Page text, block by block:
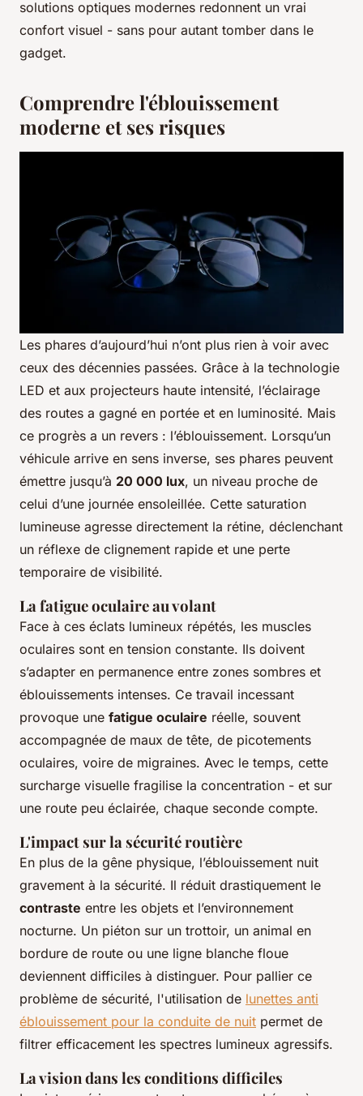
solutions optiques modernes redonnent un vrai
confort visuel - sans pour autant tomber dans le
gadget.
Comprendre l'éblouissement
moderne et ses risques
Les phares d’aujourd’hui n’ont plus rien à voir avec
ceux des décennies passées. Grâce à la technologie
LED et aux projecteurs haute intensité, l’éclairage
des routes a gagné en portée et en luminosité. Mais
ce progrès a un revers : l’éblouissement. Lorsqu’un
véhicule arrive en sens inverse, ses phares peuvent
émettre jusqu’à 20 000 lux, un niveau proche de
celui d’une journée ensoleillée. Cette saturation
lumineuse agresse directement la rétine, déclenchant
un réflexe de clignement rapide et une perte
temporaire de visibilité.
La fatigue oculaire au volant
Face à ces éclats lumineux répétés, les muscles
oculaires sont en tension constante. Ils doivent
s’adapter en permanence entre zones sombres et
éblouissements intenses. Ce travail incessant
provoque une fatigue oculaire réelle, souvent
accompagnée de maux de tête, de picotements
oculaires, voire de migraines. Avec le temps, cette
surcharge visuelle fragilise la concentration - et sur
une route peu éclairée, chaque seconde compte.
L'impact sur la sécurité routière
En plus de la gêne physique, l’éblouissement nuit
gravement à la sécurité. Il réduit drastiquement le
contraste entre les objets et l’environnement
nocturne. Un piéton sur un trottoir, un animal en
bordure de route ou une ligne blanche floue
deviennent difficiles à distinguer. Pour pallier ce
problème de sécurité, l'utilisation de lunettes anti
éblouissement pour la conduite de nuit permet de
filtrer efficacement les spectres lumineux agressifs.
La vision dans les conditions difficiles